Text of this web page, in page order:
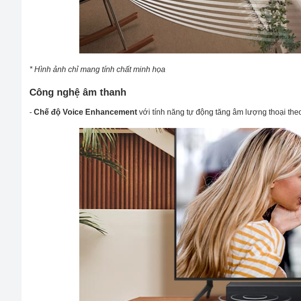
* Hình ảnh chỉ mang tính chất minh họa
Công nghệ âm thanh
- Chế độ Voice Enhancement với tính năng tự động tăng âm lượng thoại